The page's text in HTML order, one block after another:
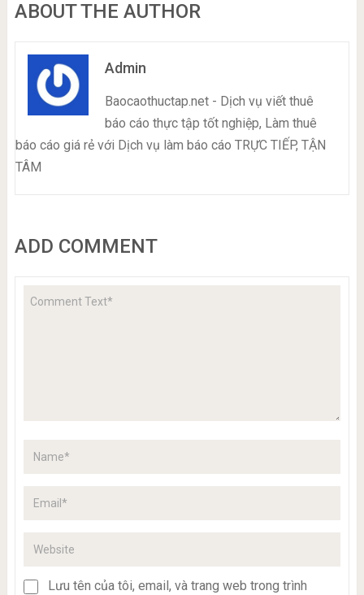
ABOUT THE AUTHOR
Admin
Baocaothuctap.net - Dịch vụ viết thuê
báo cáo thực tập tốt nghiệp, Làm thuê
báo cáo giá rẻ với Dịch vụ làm báo cáo TRỰC TIẾP, TẬN
TÂM
ADD COMMENT
Lưu tên của tôi, email, và trang web trong trình